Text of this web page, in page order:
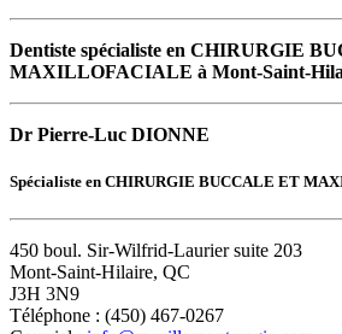
Dentiste spécialiste en CHIRURGIE
MAXILLOFACIALE à Mont-Saint-
Dr Pierre-Luc DIONNE
Spécialiste en CHIRURGIE BUCCALE ET
450 boul. Sir-Wilfrid-Laurier suite 203
Mont-Saint-Hilaire, QC
J3H 3N9
Téléphone : (450) 467-0267